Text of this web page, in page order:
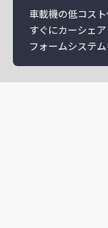
車載機の低コスト
すぐにカーシェ
フォームシステ